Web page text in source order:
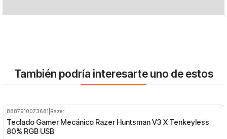
También podría interesarte uno de estos
8887910073681 Razer
Teclado Gamer Mecánico Razer Huntsman V3 X Tenkeyless
80% RGB USB